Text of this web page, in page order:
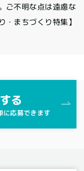
ご不明な点は遠慮な
・まちづくり特集】
る
に応募できます